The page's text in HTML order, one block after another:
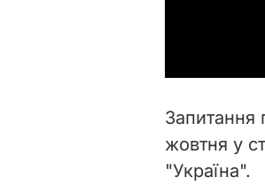
Запитання
жовтня у
"Україна".